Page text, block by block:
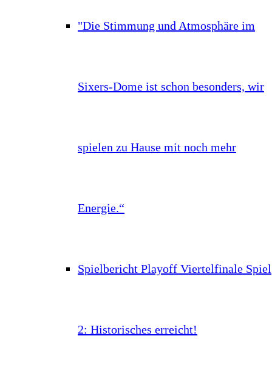
"Die Stimmung und Atmosphäre im
Sixers-Dome ist schon besonders, wir
spielen zu Hause mit noch mehr
Energie.“
Spielbericht Playoff Viertelfinale Spiel
2: Historisches erreicht!